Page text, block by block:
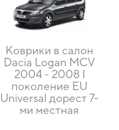
Коврики в салон
Dacia Logan MCV
2004 - 2008 I
поколение EU
Universal дорест 7-
ми местная